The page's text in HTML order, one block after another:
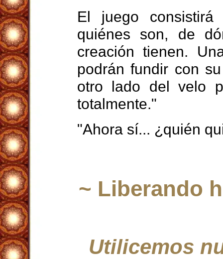
El juego
quiénes son, de
creación tienen.
podrán fundir con
otro lado del velo
totalmente."
"Ahora sí... ¿quién
~ Liberando
Utilicemos